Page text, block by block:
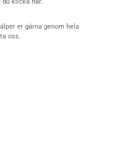
du klicka här.
er gärna genom hela
oss.